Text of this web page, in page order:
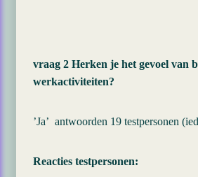
vraag 2 Herken je het gevoel van
werkactiviteiten?
’Ja’ antwoorden 19 testpersonen
Reacties testpersonen: